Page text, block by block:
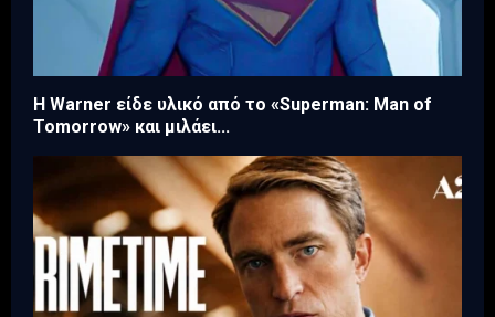
Η Warner είδε υλικό από το «Superman: Man of
Tomorrow» και μιλάει...